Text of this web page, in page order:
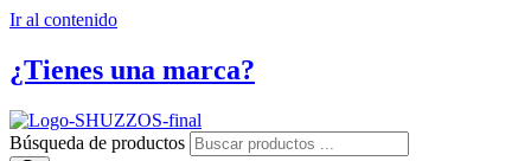
Ir al contenido
¿Tienes una marca?
Búsqueda de productos